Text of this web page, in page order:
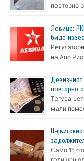
повторно
Левица:
биде
на Ацо
Девизниот
повторно
мали
Само 15